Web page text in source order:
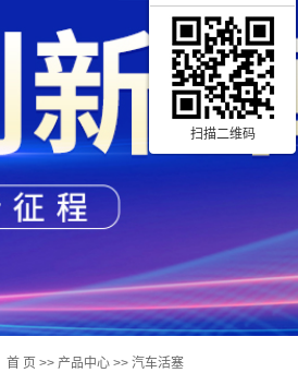
首 页 >> 产品中心 >> 汽车活塞
扫描二维码